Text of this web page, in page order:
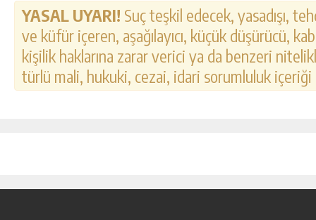
YASAL UYARI! Suç teşkil edecek, yasadışı,
ve küfür içeren, aşağılayıcı, küçük düşürücü,
kişilik haklarına zarar verici ya da benzeri
türlü mali, hukuki, cezai, idari sorumluluk